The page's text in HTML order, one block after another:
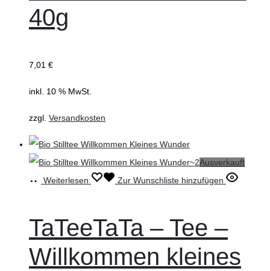
40g
7,01 €
inkl. 10 % MwSt.
zzgl. Versandkosten
Ausverkauft
Weiterlesen
Zur Wunschliste hinzufügen
TaTeeTaTa – Tee –
Willkommen kleines